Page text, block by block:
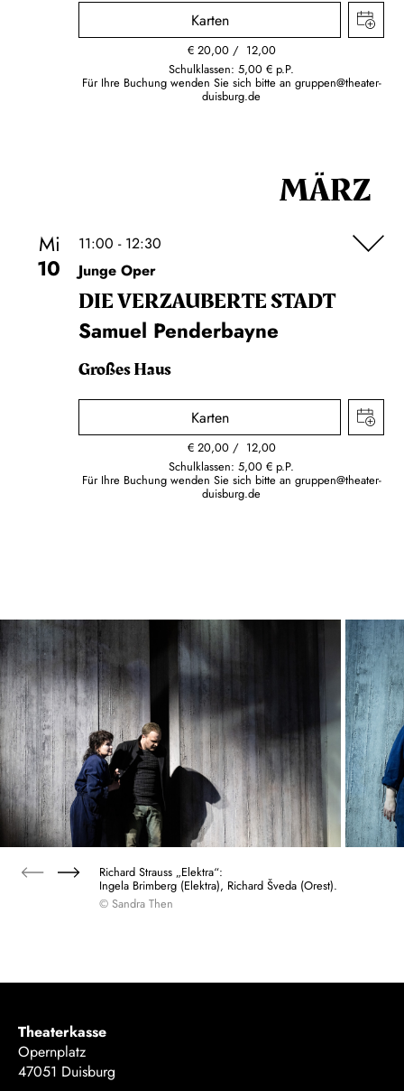
Karten
€ 20,00
12,00
Schulklassen: 5,00 € p.P.
Für Ihre Buchung wenden Sie sich bitte an gruppen@theater-
duisburg.de
MÄRZ
Mi
10
11:00 - 12:30
Junge Oper
DIE VERZAUBERTE STADT
Samuel Penderbayne
Großes Haus
Karten
€ 20,00
12,00
Schulklassen: 5,00 € p.P.
Für Ihre Buchung wenden Sie sich bitte an gruppen@theater-
duisburg.de
Richard Strauss „Elektra“:
Ingela Brimberg (Elektra), Richard Šveda (Orest).
© Sandra Then
Theaterkasse
Opernplatz
47051 Duisburg